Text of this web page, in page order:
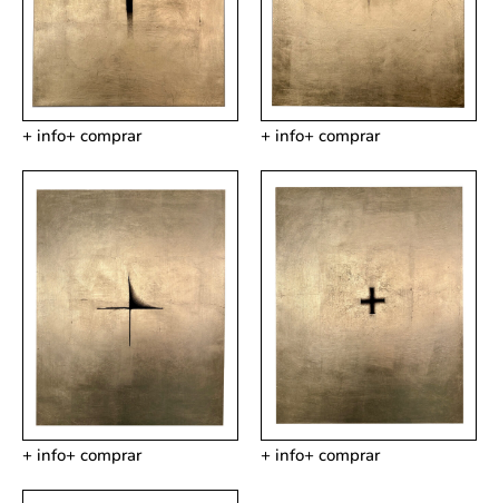
+ info+ comprar + info+ comprar
+ info+ comprar + info+ comprar